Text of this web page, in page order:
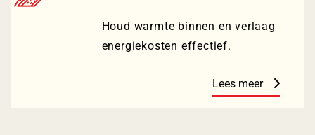
Houd warmte binnen en verlaag
energiekosten effectief.
Lees meer